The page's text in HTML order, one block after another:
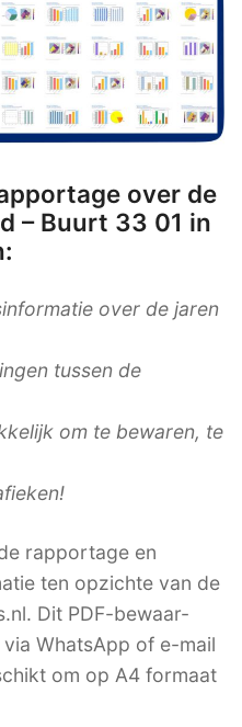
over de
– Buurt 33 01 in
over de jaren
tussen de
om te bewaren, te
rapportage en
ten opzichte van de
Dit PDF-bewaar-
WhatsApp of e-mail
om op A4 formaat